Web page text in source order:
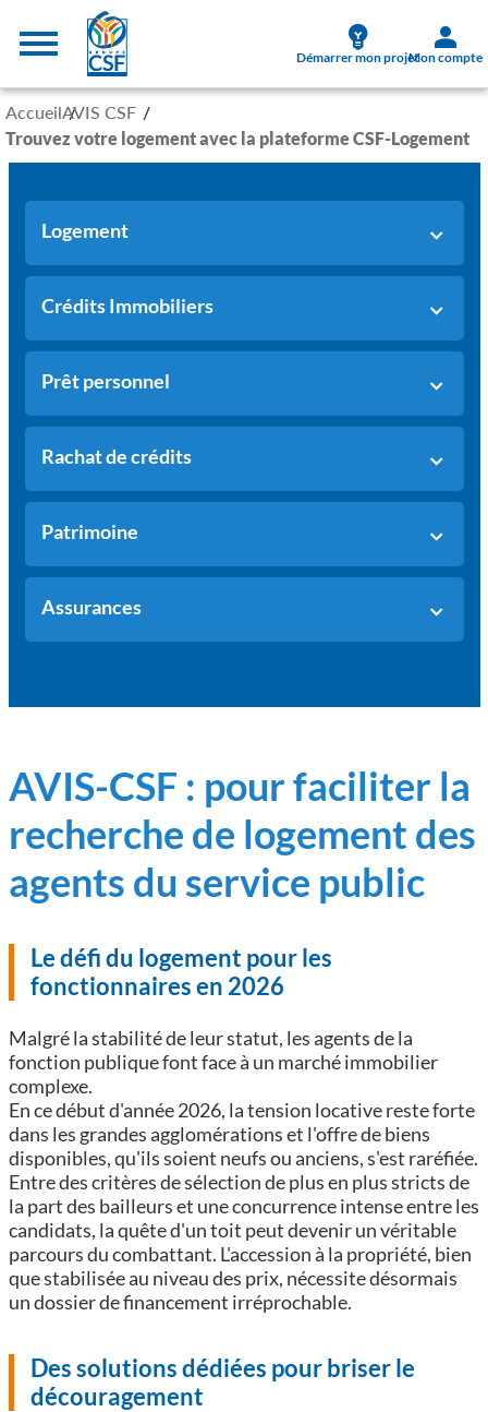
Aller au contenu principal
Démarrer mon projetMon compte
AccueilAVIS CSF
Trouvez votre logement avec la plateforme CSF-Logement
Logement
Crédits Immobiliers
Prêt personnel
Rachat de crédits
Patrimoine
Assurances
AVIS-CSF : pour faciliter la
recherche de logement des
agents du service public
Le défi du logement pour les
fonctionnaires en 2026
Malgré la stabilité de leur statut, les agents de la
fonction publique font face à un marché immobilier
complexe.
En ce début d'année 2026, la tension locative reste forte
dans les grandes agglomérations et l'offre de biens
disponibles, qu'ils soient neufs ou anciens, s'est raréfiée.
Entre des critères de sélection de plus en plus stricts de
la part des bailleurs et une concurrence intense entre les
candidats, la quête d'un toit peut devenir un véritable
parcours du combattant. L'accession à la propriété, bien
que stabilisée au niveau des prix, nécessite désormais
un dossier de financement irréprochable.
Des solutions dédiées pour briser le
découragement